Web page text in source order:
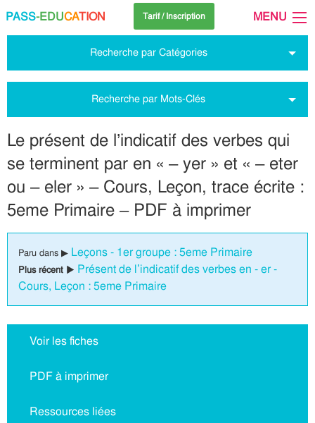
PASS-EDUCATION Tarif / Inscription MENU
Recherche par Catégories
Recherche par Mots-Clés
Le présent de l’indicatif des verbes qui
se terminent par en « – yer » et « – eter
ou – eler » – Cours, Leçon, trace écrite :
5eme Primaire – PDF à imprimer
Paru dans ▶ Leçons - 1er groupe : 5eme Primaire
Plus récent ▶ Présent de l’indicatif des verbes en - er -
Cours, Leçon : 5eme Primaire
Voir les fiches
PDF à imprimer
Ressources liées